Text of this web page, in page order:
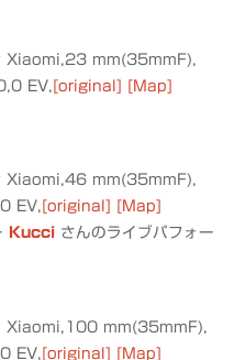
mm(35mmF),
EV, [original] [Map]
mm(35mmF),
EV, [original]
[Map]
Kucciさんのライブパフォー
mm(35mmF),
EV, [original] [Map]